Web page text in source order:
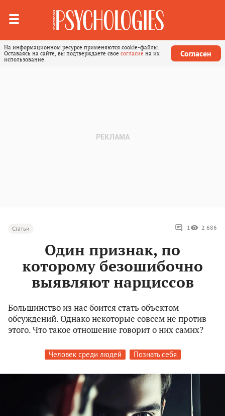
На информационном ресурсе применяются cookie-файлы.
Оставаясь на сайте, вы подтверждаете свое согласие на их
использование.
Согласен
Статьи 1 2 686
Один признак, по
которому безошибочно
выявляют нарциссов
Большинство из нас боится стать объектом
обсуждений. Однако некоторые совсем не против
этого. Что такое отношение говорит о них самих?
Человек среди людей Познать себя